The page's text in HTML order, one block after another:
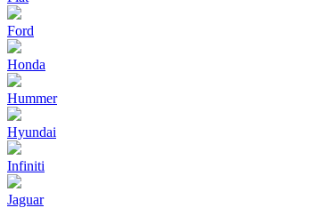
Ford
Honda
Hummer
Hyundai
Infiniti
Jaguar